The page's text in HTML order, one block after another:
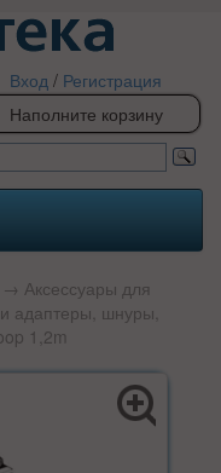
Вход / Регистрация
Наполните корзину
→ Аксессуары для
адаптеры, шнуры,
1,2m